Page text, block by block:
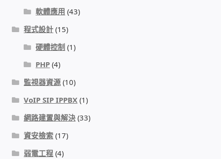
電話 工具 軟體 手冊
門禁安全控制
感應式門鎖、電子鎖
電梯樓層刷卡管制
停車場、社區大樓 車道管制系統
軟體應用 (43)
程式設計 (15)
硬體控制 (1)
PHP (4)
監視器資源 (10)
VoIP SIP IPPBX (1)
網路建置與解決 (33)
資安檢索 (17)
弱電工程 (4)